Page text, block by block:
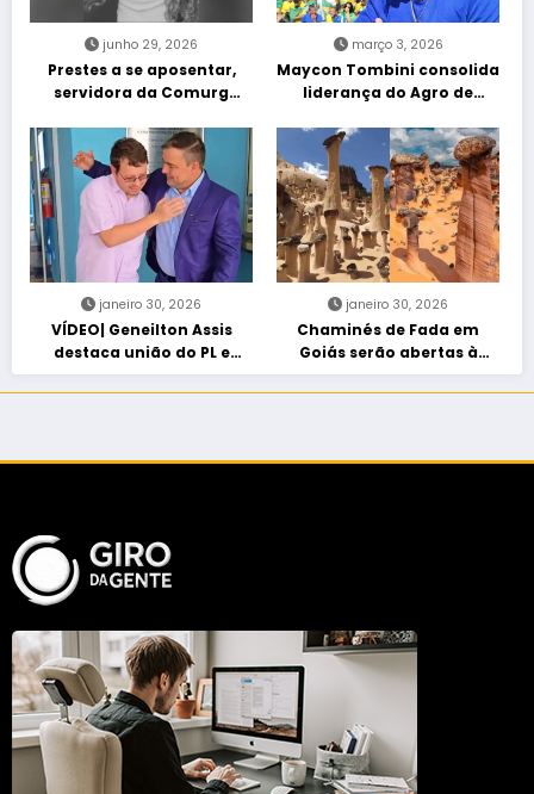
junho 29, 2026
Prestes a se aposentar,
servidora da Comurg
entra em protocolo de
morte encefálica
março 3, 2026
Maycon Tombini consolida
liderança do Agro de
“Acorda Brasil” em Goiânia
janeiro 30, 2026
VÍDEO| Geneilton Assis
destaca união do PL e
consolidação de apoio a
Maycon Tombini em Jataí
janeiro 30, 2026
Chaminés de Fada em
Goiás serão abertas à
visitação controlada